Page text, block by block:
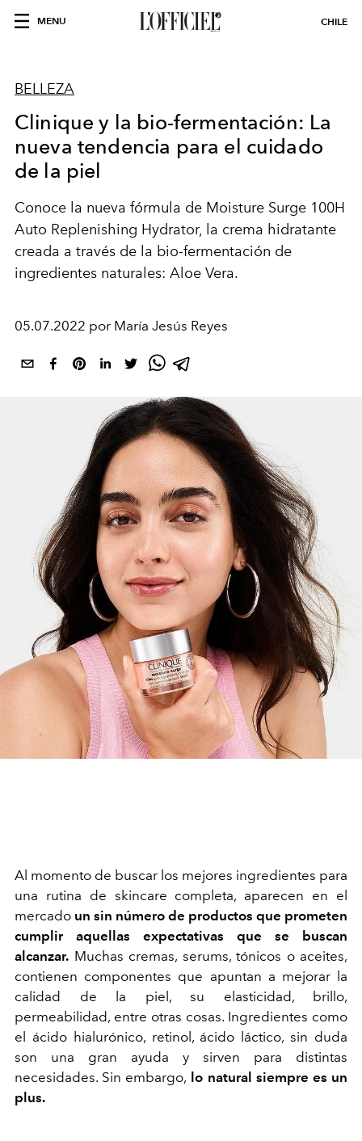
MENU CHILE
BELLEZA
Clinique y la bio-fermentación: La
nueva tendencia para el cuidado
de la piel
Conoce la nueva fórmula de Moisture Surge 100H
Auto Replenishing Hydrator, la crema hidratante
creada a través de la bio-fermentación de
ingredientes naturales: Aloe Vera.
05.07.2022 por María Jesús Reyes
Al momento de buscar los mejores ingredientes para
una rutina de skincare completa, aparecen en el
mercado un sin número de productos que prometen
cumplir aquellas expectativas que se buscan
alcanzar. Muchas cremas, serums, tónicos o aceites,
contienen componentes que apuntan a mejorar la
calidad de la piel, su elasticidad, brillo,
permeabilidad, entre otras cosas. Ingredientes como
el ácido hialurónico, retinol, ácido láctico, sin duda
son una gran ayuda y sirven para distintas
necesidades. Sin embargo, lo natural siempre es un
plus.